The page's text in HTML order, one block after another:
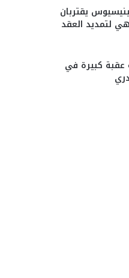
يقتربان
لتمديد العقد
عقبة كبيرة في